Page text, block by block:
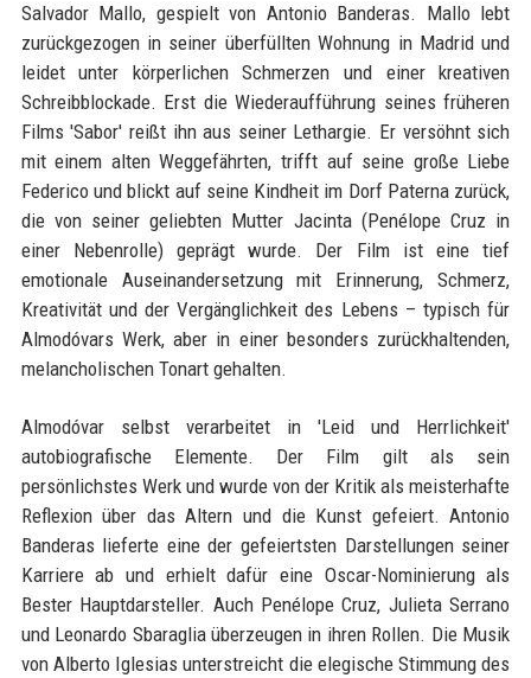
Salvador Mallo, gespielt von Antonio Banderas. Mallo lebt
zurückgezogen in seiner überfüllten Wohnung in Madrid und
leidet unter körperlichen Schmerzen und einer kreativen
Schreibblockade. Erst die Wiederaufführung seines früheren
Films 'Sabor' reißt ihn aus seiner Lethargie. Er versöhnt sich
mit einem alten Weggefährten, trifft auf seine große Liebe
Federico und blickt auf seine Kindheit im Dorf Paterna zurück,
die von seiner geliebten Mutter Jacinta (Penélope Cruz in
einer Nebenrolle) geprägt wurde. Der Film ist eine tief
emotionale Auseinandersetzung mit Erinnerung, Schmerz,
Kreativität und der Vergänglichkeit des Lebens – typisch für
Almodóvars Werk, aber in einer besonders zurückhaltenden,
melancholischen Tonart gehalten.
Almodóvar selbst verarbeitet in 'Leid und Herrlichkeit'
autobiografische Elemente. Der Film gilt als sein
persönlichstes Werk und wurde von der Kritik als meisterhafte
Reflexion über das Altern und die Kunst gefeiert. Antonio
Banderas lieferte eine der gefeiertsten Darstellungen seiner
Karriere ab und erhielt dafür eine Oscar-Nominierung als
Bester Hauptdarsteller. Auch Penélope Cruz, Julieta Serrano
und Leonardo Sbaraglia überzeugen in ihren Rollen. Die Musik
von Alberto Iglesias unterstreicht die elegische Stimmung des